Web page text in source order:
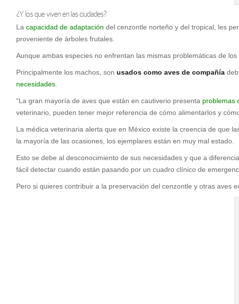
¿Y los que viven en las ciudades?
La capacidad de adaptación del cenzontle norteño y del tropical, les
proveniente de árboles frutales.
Aunque ambas especies no enfrentan las mismas problemáticas de
Principalmente los machos, son usados como aves de compañía
necesidades
“La gran mayoría de aves que están en cautiverio presenta problemas
veterinario, pueden tener mejor referencia de cómo alimentarlos y
La médica veterinaria alerta que en México existe la creencia de que
la mayoría de las ocasiones, los ejemplares están en muy mal estado.
Esto se debe al desconocimiento de sus necesidades y que a
fácil detectar cuando están pasando por un cuadro clínico de
Pero si quieres contribuir a la preservación del cenzontle y otras aves